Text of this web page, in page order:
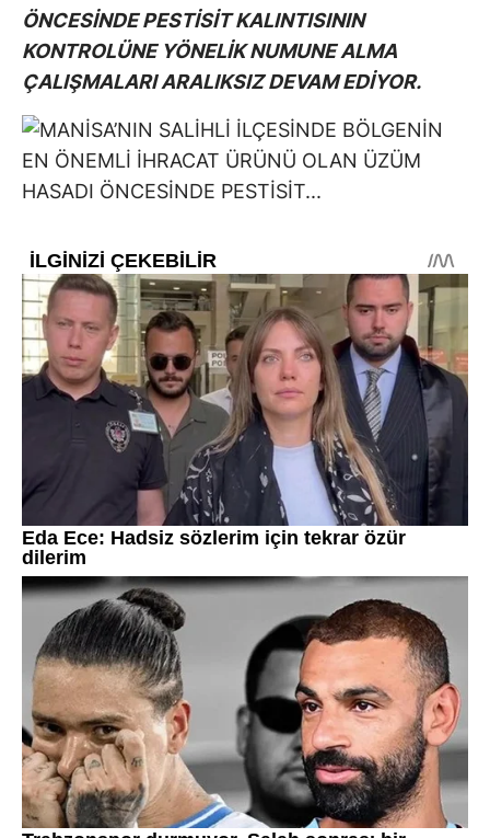
ÖNCESİNDE PESTİSİT KALINTISININ
KONTROLÜNE YÖNELİK NUMUNE ALMA
ÇALIŞMALARI ARALIKSIZ DEVAM EDİYOR.